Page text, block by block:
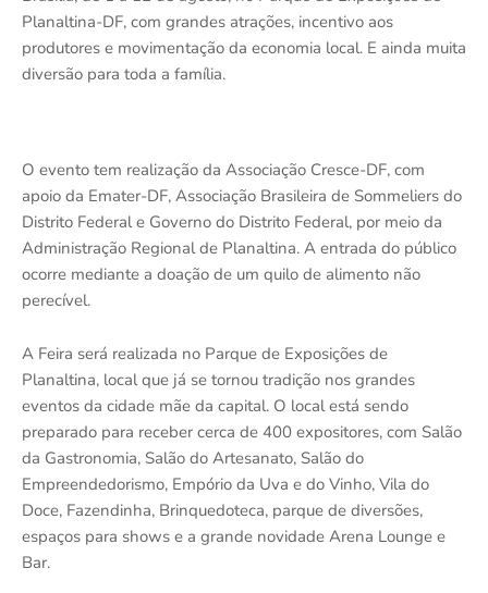
Planaltina-DF, com grandes atrações, incentivo aos
produtores e movimentação da economia local. E ainda muita
diversão para toda a família.
O evento tem realização da Associação Cresce-DF, com
apoio da Emater-DF, Associação Brasileira de Sommeliers do
Distrito Federal e Governo do Distrito Federal, por meio da
Administração Regional de Planaltina. A entrada do público
ocorre mediante a doação de um quilo de alimento não
perecível.
A Feira será realizada no Parque de Exposições de
Planaltina, local que já se tornou tradição nos grandes
eventos da cidade mãe da capital. O local está sendo
preparado para receber cerca de 400 expositores, com Salão
da Gastronomia, Salão do Artesanato, Salão do
Empreendedorismo, Empório da Uva e do Vinho, Vila do
Doce, Fazendinha, Brinquedoteca, parque de diversões,
espaços para shows e a grande novidade Arena Lounge e
Bar.